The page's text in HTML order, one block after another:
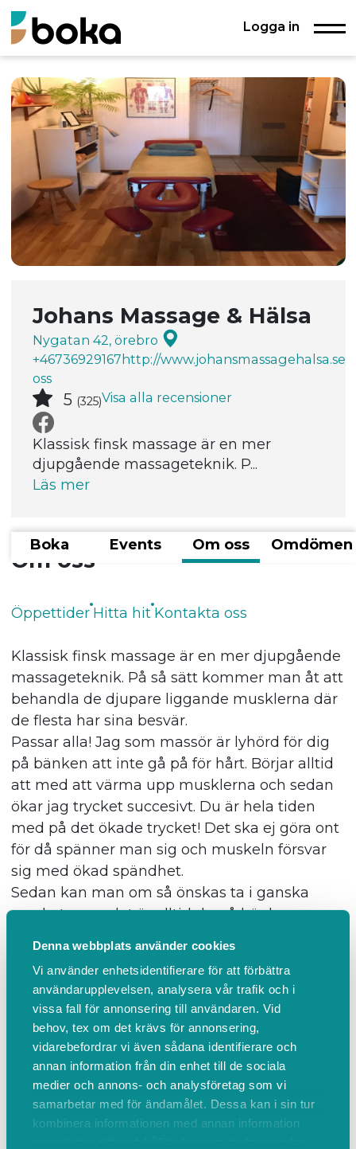
Denna webbplats använder cookies
Vi använder enhetsidentifierare för att förbättra
användarupplevelsen, analysera vår trafik och i
vissa fall för annonsering till användaren. Vid
behov, tex om det krävs för annonsering,
vidarebefordrar vi även sådana identifierare och
annan information från din enhet till de sociala
medier och annons- och analysföretag som vi
samarbetar med för ändamålet. Dessa kan i sin tur
kombinera informationen med annan information
Logga in
Johans Massage & Hälsa
Nygatan 42, örebro
+46736929167 http://www.johansmassagehalsa.se/
oss
5 (325)Visa alla recensioner
Klassisk finsk massage är en mer
djupgående massageteknik. P...
Läs mer
Boka Events Om oss Omdömen
Om oss
Öppettider Hitta hit Kontakta oss
Klassisk finsk massage är en mer djupgående
massageteknik. På så sätt kommer man åt att
behandla de djupare liggande musklerna där
de flesta har sina besvär.
Passar alla! Jag som massör är lyhörd för dig
på bänken att inte gå på för hårt. Börjar alltid
att med att värma upp musklerna och sedan
ökar jag trycket succesivt. Du är hela tiden
med på det ökade trycket! Det ska ej göra ont
för då spänner man sig och muskeln försvar
sig med ökad spändhet.
Sedan kan man om så önskas ta i ganska
mycket ,men det är alltid du på bänken som
att du känner att du får ut maximalt av både
massage och bemötande. Det är din tid och
du som bestämmer.
Har hemma tillsvidare tills jag hittar ny lokal.
Nygatan 42
Finns även på Facebook där du kan läsa